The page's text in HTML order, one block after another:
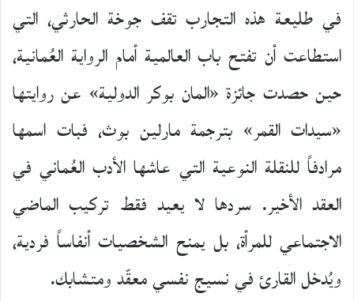
في طليعة هذه التجارب تقف جوخة الحارثي، التي
استطاعت أن تفتح باب العالمية أمام الرواية العُمانية،
حين حصدت جائزة «المان بوكر الدولية» عن روايتها
«سيدات القمر» بترجمة مارلين بوث، فبات اسمها
مرادفاً للنقلة النوعية التي عاشها الأدب العُماني في
العقد الأخير. سردها لا يعيد فقط تركيب الماضي
الاجتماعي للمرأة، بل يمنح الشخصيات أنفاساً فردية،
ويُدخل القارئ في نسيج نفسي معقّد ومتشابك.